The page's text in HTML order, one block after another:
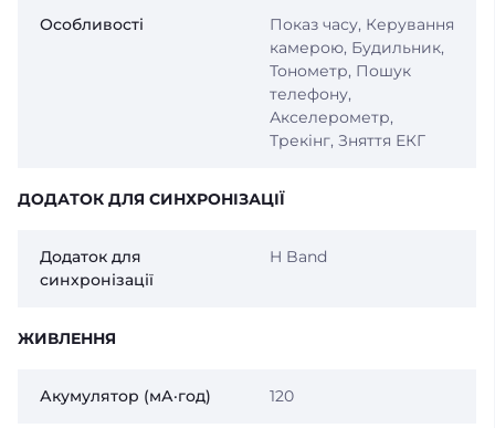
Особливості
Показ часу, Керування
камерою, Будильник,
Тонометр, Пошук
телефону,
Акселерометр,
Трекінг, Зняття ЕКГ
ДОДАТОК ДЛЯ СИНХРОНІЗАЦІЇ
Додаток для
синхронізації
H Band
ЖИВЛЕННЯ
Акумулятор (мА·год) 120